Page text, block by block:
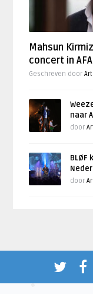
Mahsun
concert in
Geschreven door
naar
door
BLØF
door